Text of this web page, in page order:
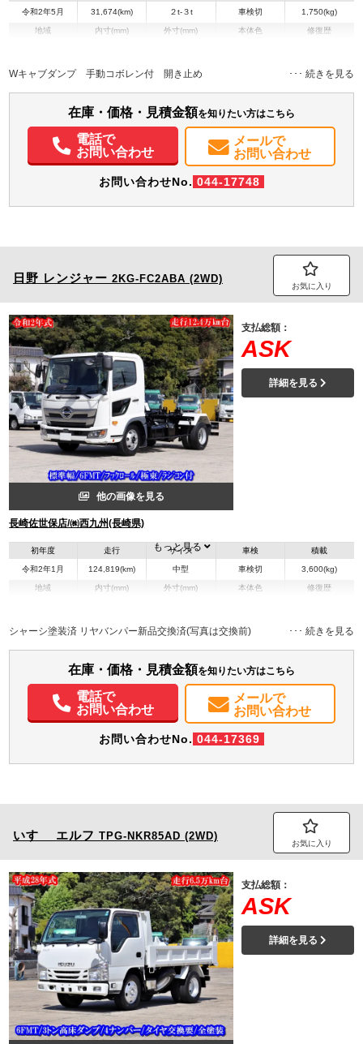
令和2年5月 31,674(km) ２t-３t 車検切 1,750(kg)
地域 内寸(mm)
H:320
外寸(mm)
H:1,980
本体色 修復歴
Wキャブダンプ 手動コボレン付 開き止め
在庫・価格・見積金額を知りたい方はこちら
電話で
お問い合わせ
メールで
お問い合わせ
お問い合わせNo. 044-17748
日野 レンジャー 2KG-FC2ABA (2WD)
お気に入り
他の画像を見る
長崎佐世保店/㈱西九州(長崎県)
支払総額：
ASK
詳細を見る
初年度
令和2年1月
走行
124,819(km)
サイズ
中型
車検
車検切
積載
3,600(kg)
地域 内寸(mm) 外寸(mm)
H:2,390
本体色 修復歴
もっと見る
シャーシ塗装済 リヤバンパー新品交換済(写真は交換前)
在庫・価格・見積金額を知りたい方はこちら
電話で
お問い合わせ
メールで
お問い合わせ
お問い合わせNo. 044-17369
いすゞ エルフ TPG-NKR85AD (2WD)
お気に入り
支払総額：
ASK
詳細を見る